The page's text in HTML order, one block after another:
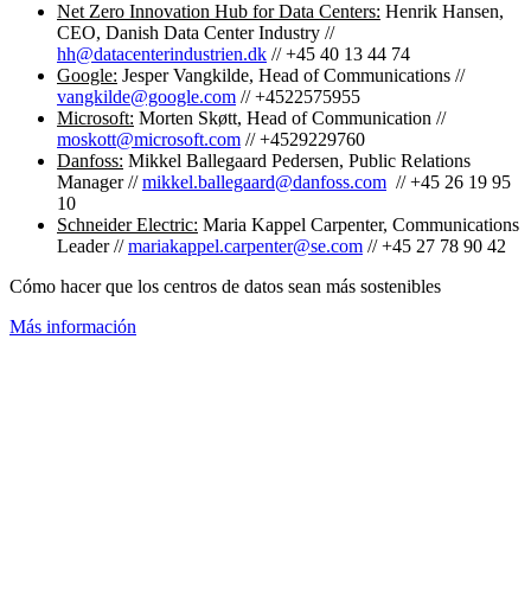
Net Zero Innovation Hub for Data Centers: Henrik Hansen,
CEO, Danish Data Center Industry //
hh@datacenterindustrien.dk // +45 40 13 44 74
Google: Jesper Vangkilde, Head of Communications //
vangkilde@google.com // +4522575955
Microsoft: Morten Skøtt, Head of Communication //
moskott@microsoft.com // +4529229760
Danfoss: Mikkel Ballegaard Pedersen, Public Relations
Manager //mikkel.ballegaard@danfoss.com // +45 26 19 95
10
Schneider Electric: Maria Kappel Carpenter, Communications
Leader //mariakappel.carpenter@se.com // +45 27 78 90 42
Cómo hacer que los centros de datos sean más sostenibles
Más información